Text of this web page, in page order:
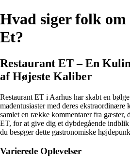
Hvad siger folk
Et?
Restaurant ET – En
af Højeste Kaliber
Restaurant ET i Aarhus har skabt en
madentusiaster med deres
samlet en række kommentarer fra gæster,
ET, for at give dig et dybdegående
du besøger dette gastronomiske
Varierede Oplevelser